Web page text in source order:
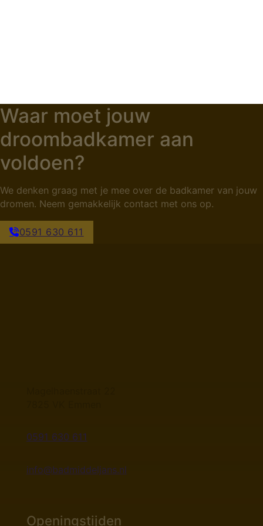
Waar moet jouw
droombadkamer aan
voldoen?
We denken graag met je mee over de badkamer van jouw
dromen. Neem gemakkelijk contact met ons op.
0591 630 611
0591 630 611
info@badmiddeljans.nl
Openingstijden